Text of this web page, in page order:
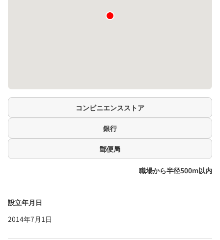
コンビニエンスストア
銀行
郵便局
職場から半径500m以内
設立年月日
2014年7月1日